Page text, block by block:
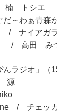
楠 トシエ
だ～わぁ青
/ ナイアガラ
/ 高田 み
んラジオ」（
源
/ チェッ